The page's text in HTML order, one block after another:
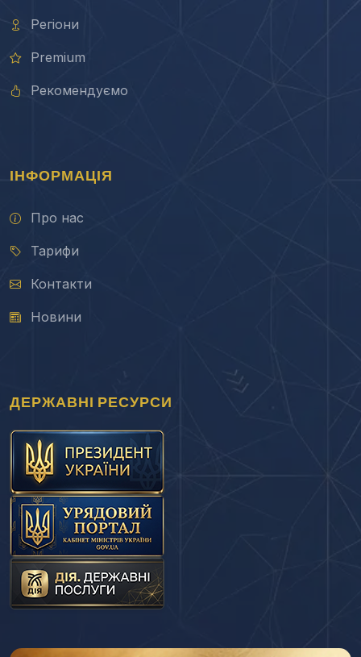
Регіони
Premium
Рекомендуємо
ІНФОРМАЦІЯ
Про нас
Тарифи
Контакти
Новини
ДЕРЖАВНІ РЕСУРСИ